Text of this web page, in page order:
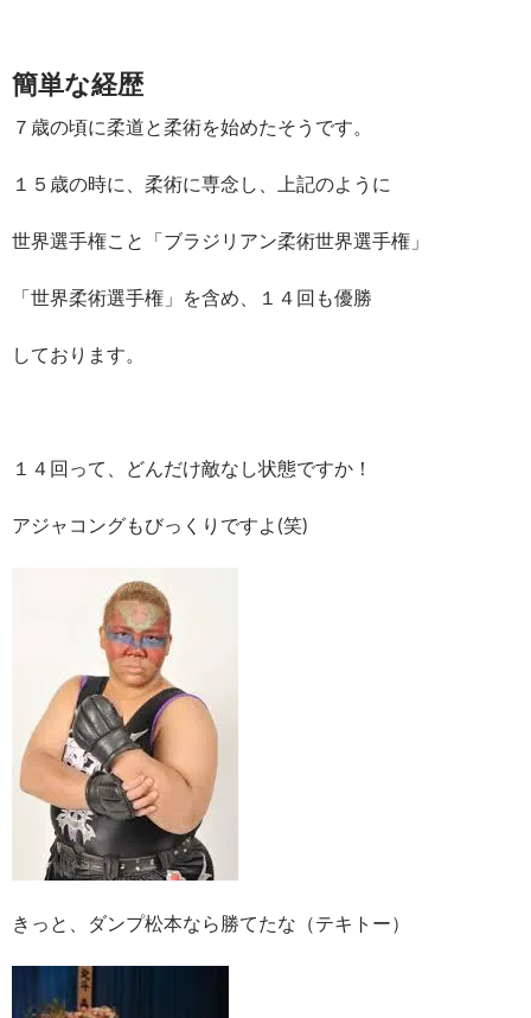
簡単な経歴
７歳の頃に柔道と柔術を始めたそうです。
１５歳の時に、柔術に専念し、上記のように
世界選手権こと「ブラジリアン柔術世界選手権」
「世界柔術選手権」を含め、１４回も優勝
しております。
１４回って、どんだけ敵なし状態ですか！
アジャコングもびっくりですよ(笑)
きっと、ダンプ松本なら勝てたな（テキトー）